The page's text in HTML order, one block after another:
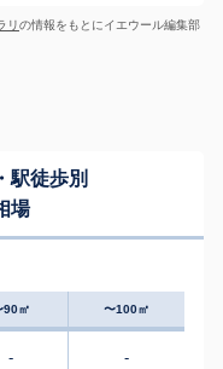
リの情報をもとにイエウール編集部
駅徒歩別
場
90㎡ 〜100㎡
- -